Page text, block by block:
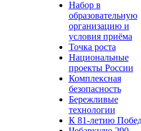
Набор в
образовательную
организацию и
условия приёма
Точка роста
Национальные
проекты России
Комплексная
безопасность
Бережливые
технологии
К 81-летию